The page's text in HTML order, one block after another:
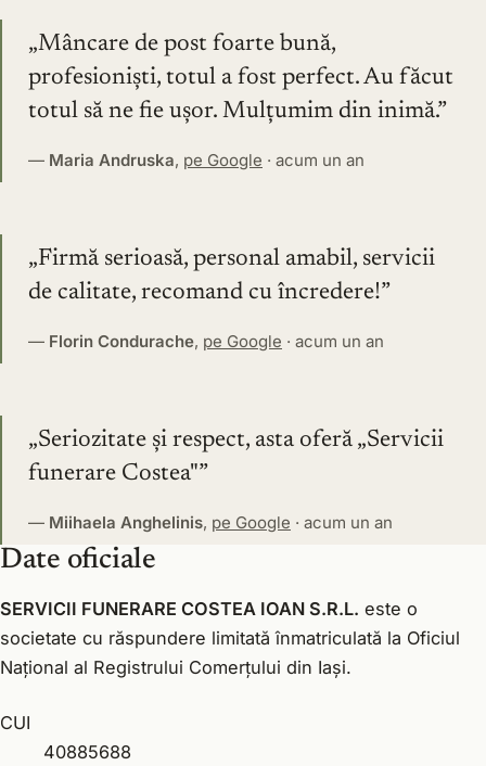
Mâncare de post foarte bună,
profesioniști, totul a fost perfect. Au făcut
totul să ne fie ușor. Mulțumim din inimă.
— Maria Andruska, pe Google · acum un an
Firmă serioasă, personal amabil, servicii
de calitate, recomand cu încredere!
— Florin Condurache, pe Google · acum un an
Seriozitate și respect, asta oferă „Servicii
funerare Costea"
— Miihaela Anghelinis, pe Google · acum un an
Date oficiale
SERVICII FUNERARE COSTEA IOAN S.R.L. este o
societate cu răspundere limitată înmatriculată la Oficiul
Național al Registrului Comerțului din Iași.
CUI
40885688